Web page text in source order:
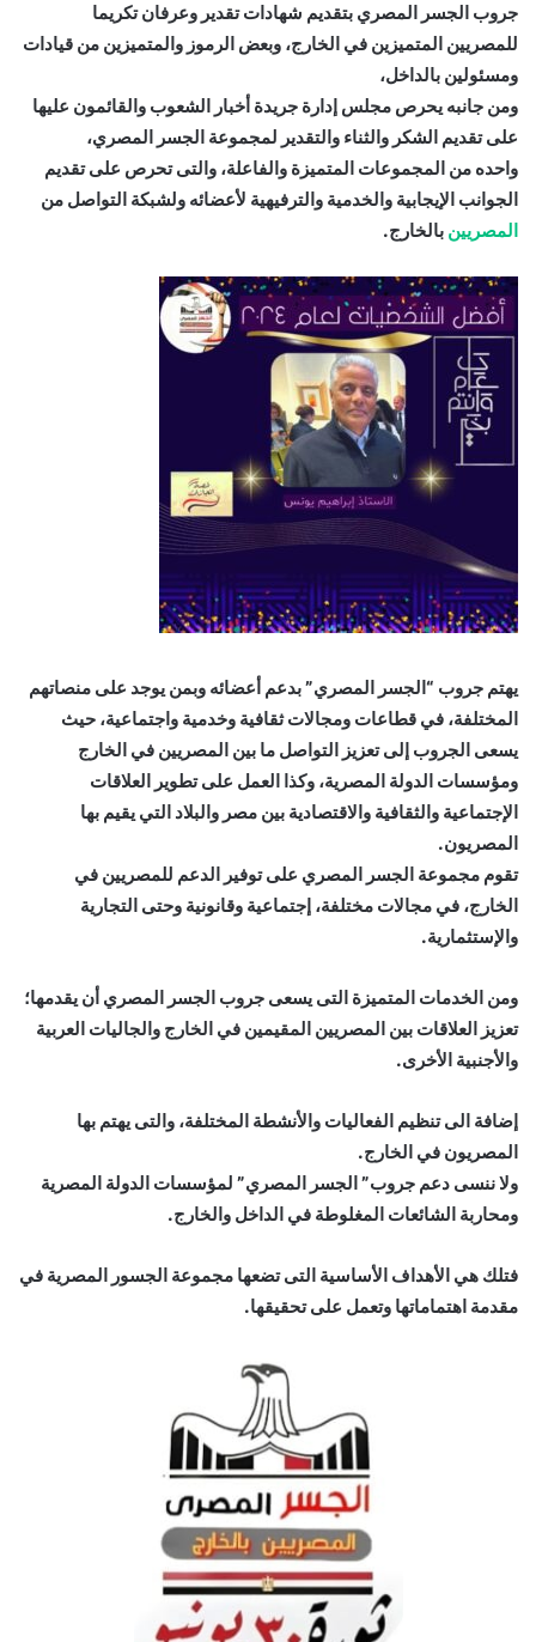
جروب الجسر المصري بتقديم شهادات تقدير وعرفان تكريما
للمصريين المتميزين في الخارج، وبعض الرموز والمتميزين من قيادات
ومسئولين بالداخل،
ومن جانبه يحرص مجلس إدارة جريدة أخبار الشعوب والقائمون عليها
على تقديم الشكر والثناء والتقدير لمجموعة الجسر المصري،
واحده من المجموعات المتميزة والفاعلة، والتى تحرص على تقديم
الجوانب الإيجابية والخدمية والترفيهية لأعضائه ولشبكة التواصل من
المصريين بالخارج.
يهتم جروب “الجسر المصري” بدعم أعضائه وبمن يوجد على منصاتهم
المختلفة، في قطاعات ومجالات ثقافية وخدمية واجتماعية، حيث
يسعى الجروب إلى تعزيز التواصل ما بين المصريين في الخارج
ومؤسسات الدولة المصرية، وكذا العمل على تطوير العلاقات
الإجتماعية والثقافية والاقتصادية بين مصر والبلاد التي يقيم بها
المصريون.
تقوم مجموعة الجسر المصري على توفير الدعم للمصريين في
الخارج، في مجالات مختلفة، إجتماعية وقانونية وحتى التجارية
والإستثمارية.
ومن الخدمات المتميزة التى يسعى جروب الجسر المصري أن يقدمها؛
تعزيز العلاقات بين المصريين المقيمين في الخارج والجاليات العربية
والأجنبية الأخرى.
إضافة الى تنظيم الفعاليات والأنشطة المختلفة، والتى يهتم بها
المصريون في الخارج.
ولا ننسى دعم جروب” الجسر المصري” لمؤسسات الدولة المصرية
ومحاربة الشائعات المغلوطة في الداخل والخارج.
فتلك هي الأهداف الأساسية التى تضعها مجموعة الجسور المصرية في
مقدمة اهتماماتها وتعمل على تحقيقها.